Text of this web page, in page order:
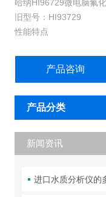
哈纳HI96729微电脑氟
旧型号：HI93729
性能特点
▪ 倒计时功能，试剂与
产品咨询
产品分类
新闻资讯
进口水质分析仪的